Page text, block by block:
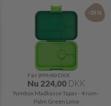
-25%
Før299,00 DKK
Nu 224,00 DKK
Yumbox Madkasse Tapas - 4 rum -
Palm Green Lime